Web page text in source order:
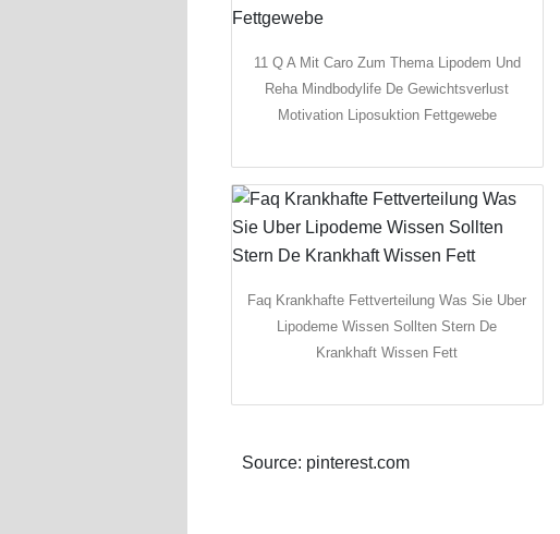
11 Q A Mit Caro Zum Thema Lipodem Und
Reha Mindbodylife De Gewichtsverlust
Motivation Liposuktion Fettgewebe
Faq Krankhafte Fettverteilung Was Sie Uber
Lipodeme Wissen Sollten Stern De
Krankhaft Wissen Fett
Source: pinterest.com